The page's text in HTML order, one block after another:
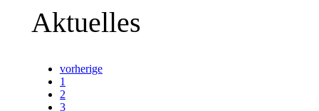
Aktuelles
vorherige
1
2
3